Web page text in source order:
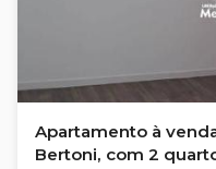
Apartamento à
Bertoni, com 2